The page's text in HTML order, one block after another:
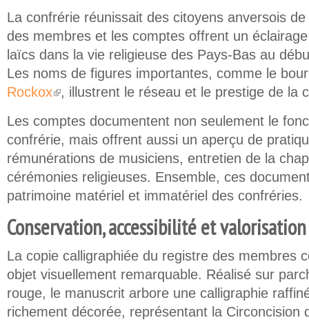
La confrérie réunissait des citoyens anversois
des membres et les comptes offrent un
laïcs dans la vie religieuse des Pays-Bas au
Les noms de figures importantes, comme le
Rockox(link is external)
, illustrent le réseau et le prestige de la
Les comptes documentent non seulement le
confrérie, mais offrent aussi un aperçu de
rémunérations de musiciens, entretien de la
cérémonies religieuses. Ensemble, ces
patrimoine matériel et immatériel des confréries.
Conservation, accessibilité et valorisation
La copie calligraphiée du registre des membres
objet visuellement remarquable. Réalisé sur
rouge, le manuscrit arbore une calligraphie
richement décorée, représentant la Circoncision